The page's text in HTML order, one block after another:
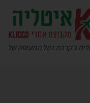
בקרבת נמל התעופה של